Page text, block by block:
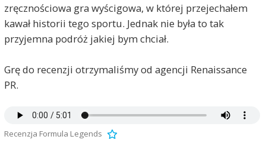
zręcznościowa gra wyścigowa, w której przejechałem
kawał historii tego sportu. Jednak nie była to tak
przyjemna podróż jakiej bym chciał.
Grę do recenzji otrzymaliśmy od agencji Renaissance
PR.
Recenzja Formula Legends